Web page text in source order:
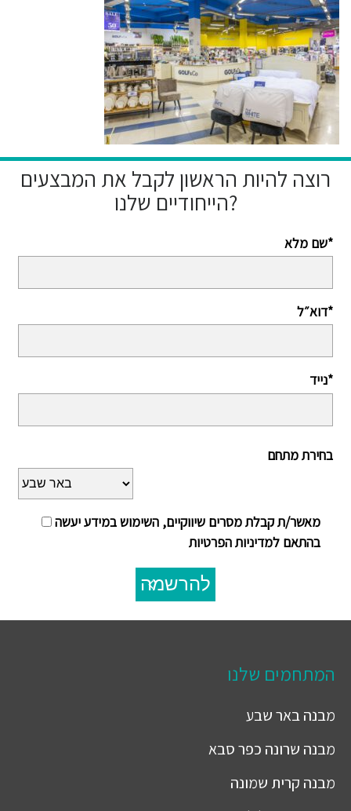
רוצה להיות הראשון לקבל את המבצעים
הייחודיים שלנו?
שם מלא*
דוא״ל*
נייד*
בחירת מתחם
מאשר/ת קבלת מסרים שיווקיים, השימוש במידע יעשה
בהתאם למדיניות הפרטיות
להרשמה
המתחמים שלנו
מבנהבאר שבע
מבנה שרונה כפר סבא
מבנה קרית שמונה